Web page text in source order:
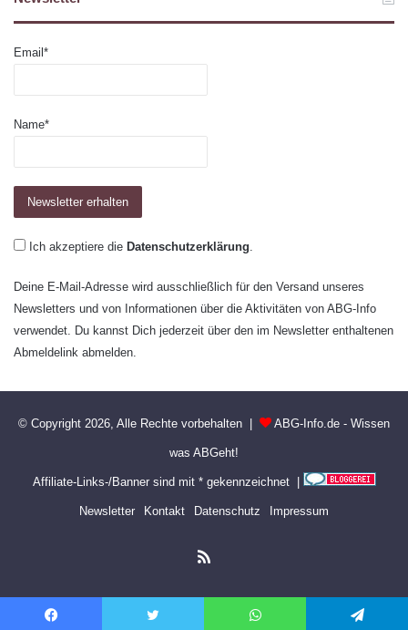
Email*
Name*
Ich akzeptiere die Datenschutzerklärung
Deine E-Mail-Adresse wird ausschließlich für den Versand unseres
Newsletters und von Informationen über die Aktivitäten von ABG-Info
verwendet. Du kannst Dich jederzeit über den im Newsletter enthaltenen
Abmeldelink abmelden.
© Copyright 2026, Alle Rechte vorbehalten | ABG-Info.de - Wissen
was ABGeht!
Affiliate-Links-/Banner sind mit * gekennzeichnet |
Newsletter Kontakt Datenschutz Impressum